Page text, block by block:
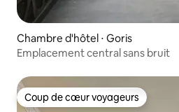
Chambre d'hôtel ⋅ Goris
Emplacement central sans bruit
Coup de cœur voyageurs
Coup de cœur voyageurs